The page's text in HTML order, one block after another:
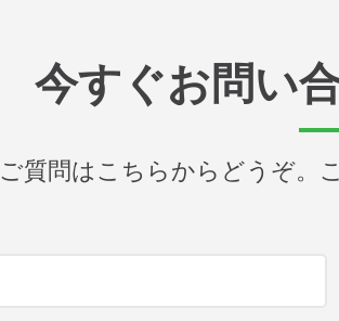
今すぐお問い
ご質問はこちらからどうぞ。